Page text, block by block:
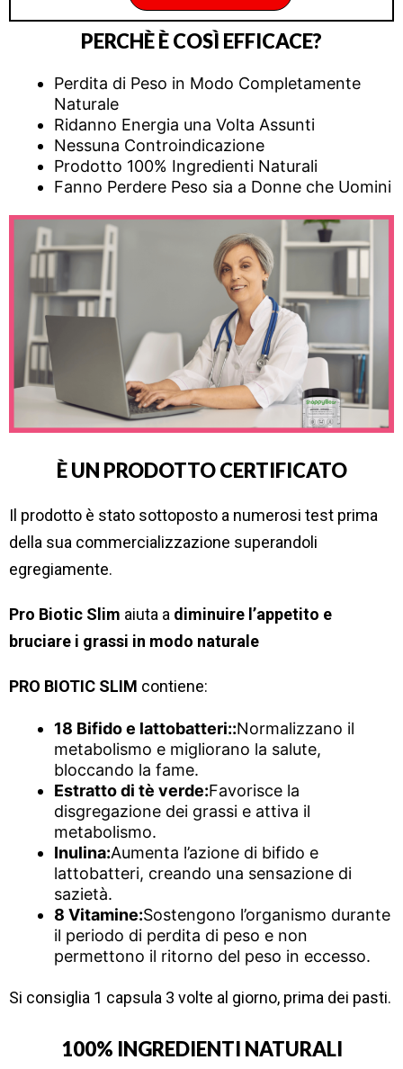
PERCHÈ È COSÌ EFFICACE?
Perdita di Peso in Modo Completamente
Naturale
Ridanno Energia una Volta Assunti
Nessuna Controindicazione
Prodotto 100% Ingredienti Naturali
Fanno Perdere Peso sia a Donne che Uomini
È UN PRODOTTO CERTIFICATO
Il prodotto è stato sottoposto a numerosi test prima
della sua commercializzazione superandoli
egregiamente.
Pro Biotic Slim aiuta a diminuire l’appetito e
bruciare i grassi in modo naturale
PRO BIOTIC SLIM contiene:
18 Bifido e lattobatteri::Normalizzano il
metabolismo e migliorano la salute,
bloccando la fame.
Estratto di tè verde:Favorisce la
disgregazione dei grassi e attiva il
metabolismo.
Inulina:Aumenta l’azione di bifido e
lattobatteri, creando una sensazione di
sazietà.
8 Vitamine:Sostengono l’organismo durante
il periodo di perdita di peso e non
permettono il ritorno del peso in eccesso.
Si consiglia 1 capsula 3 volte al giorno, prima dei pasti.
100% INGREDIENTI NATURALI